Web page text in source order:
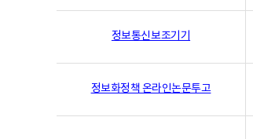
정보통신보조기기
정보화정책 온라인논문투고